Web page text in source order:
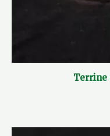
Terrine